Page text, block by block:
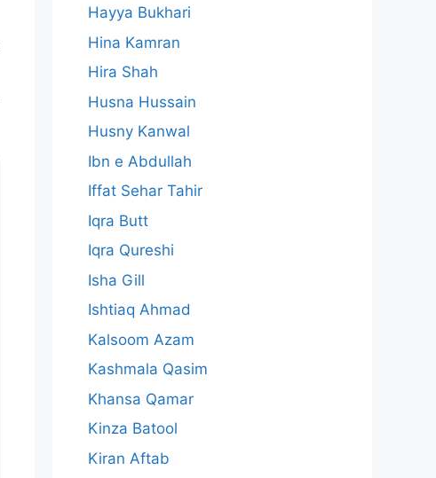
Hayya Bukhari
Hina Kamran
Hira Shah
Husna Hussain
Husny Kanwal
Ibn e Abdullah
Iffat Sehar Tahir
Iqra Butt
Iqra Qureshi
Isha Gill
Ishtiaq Ahmad
Kalsoom Azam
Kashmala Qasim
Khansa Qamar
Kinza Batool
Kiran Aftab